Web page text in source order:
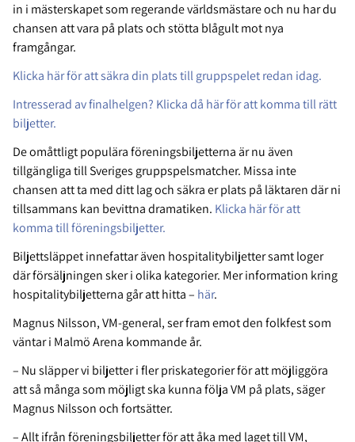
in i mästerskapet som regerande världsmästare och nu har du
chansen att vara på plats och stötta blågult mot nya
framgångar.
Klicka här för att säkra din plats till gruppspelet redan idag.
Intresserad av finalhelgen? Klicka då här för att komma till rätt
biljetter.
De omåttligt populära föreningsbiljetterna är nu även
tillgängliga till Sveriges gruppspelsmatcher. Missa inte
chansen att ta med ditt lag och säkra er plats på läktaren där ni
tillsammans kan bevittna dramatiken. Klicka här för att
komma till föreningsbiljetter.
Biljettsläppet innefattar även hospitalitybiljetter samt loger
där försäljningen sker i olika kategorier. Mer information kring
hospitalitybiljetterna går att hitta – här.
Magnus Nilsson, VM-general, ser fram emot den folkfest som
väntar i Malmö Arena kommande år.
– Nu släpper vi biljetter i fler priskategorier för att möjliggöra
att så många som möjligt ska kunna följa VM på plats, säger
Magnus Nilsson och fortsätter.
– Allt ifrån föreningsbiljetter för att åka med laget till VM,